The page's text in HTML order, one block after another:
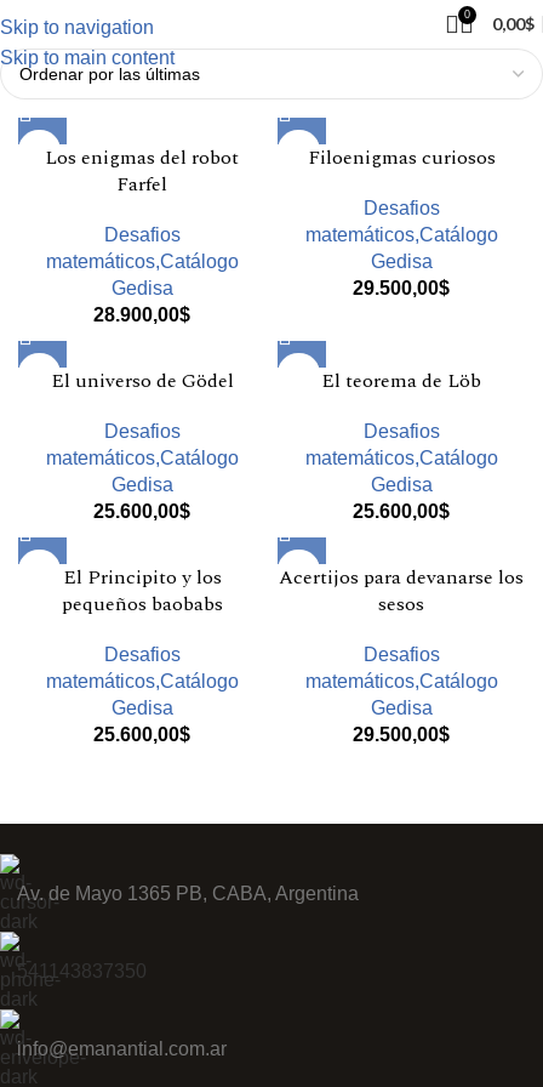
Skip to navigation
Skip to main content
0 0,00$
Los enigmas del robot
Farfel
Desafios
matemáticos,Catálogo
Gedisa
28.900,00$
Filoenigmas curiosos
Desafios
matemáticos,Catálogo
Gedisa
29.500,00$
El universo de Gödel
Desafios
matemáticos,Catálogo
Gedisa
25.600,00$
El teorema de Löb
Desafios
matemáticos,Catálogo
Gedisa
25.600,00$
El Principito y los
pequeños baobabs
Desafios
matemáticos,Catálogo
Gedisa
25.600,00$
Acertijos para devanarse los
sesos
Desafios
matemáticos,Catálogo
Gedisa
29.500,00$
Av. de Mayo 1365 PB, CABA, Argentina
541143837350
info@emanantial.com.ar